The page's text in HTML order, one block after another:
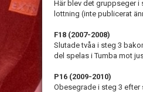
Här blev det gruppseger
lottning (inte publicerat
F18 (2007-2008)
Slutade tvåa i steg 3
del spelas i Tumba mot
P16 (2009-2010)
Obesegrade i steg 3 efter